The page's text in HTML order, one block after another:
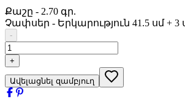
Քաշը - 2.70 գր.
Չափսեր - Երկարություն 41.5 սմ +
-
+
Ավելացնել զամբյուղ